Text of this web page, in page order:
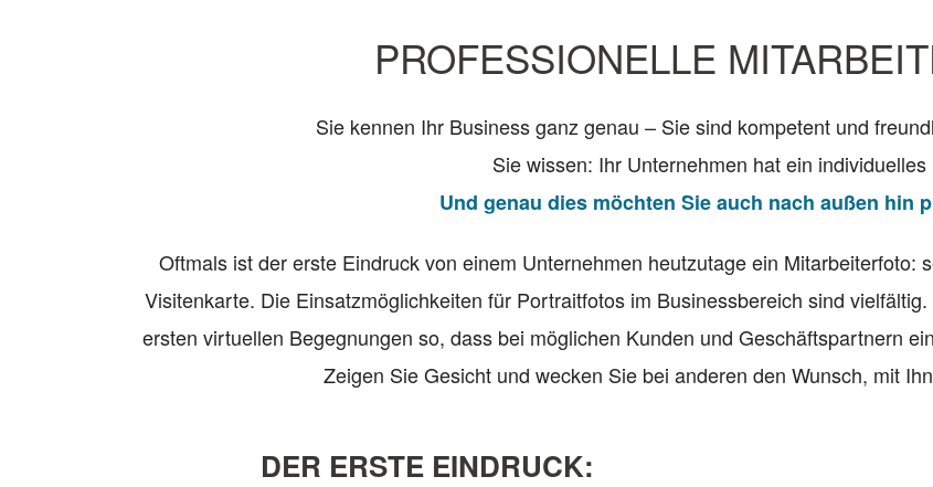
PROFESSIONELLE
Sie kennen Ihr Business ganz genau – Sie sind kompetent und
Sie wissen: Ihr Unternehmen hat ein individuelles
Und genau dies möchten Sie auch nach außen hin
Oftmals ist der erste Eindruck von einem Unternehmen heutzutage ein Mitarbeiterfoto:
Visitenkarte. Die Einsatzmöglichkeiten für Portraitfotos im Businessbereich sind
ersten virtuellen Begegnungen so, dass bei möglichen Kunden und Geschäftspartnern
Zeigen Sie Gesicht und wecken Sie bei anderen den Wunsch, mit
DER ERSTE EINDRUCK: